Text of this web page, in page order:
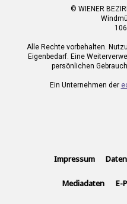
© WIENER
Alle Rechte vorbehalten.
Eigenbedarf. Eine
persönlichen
Ein Unternehmen der
Impressum
Mediadaten E-